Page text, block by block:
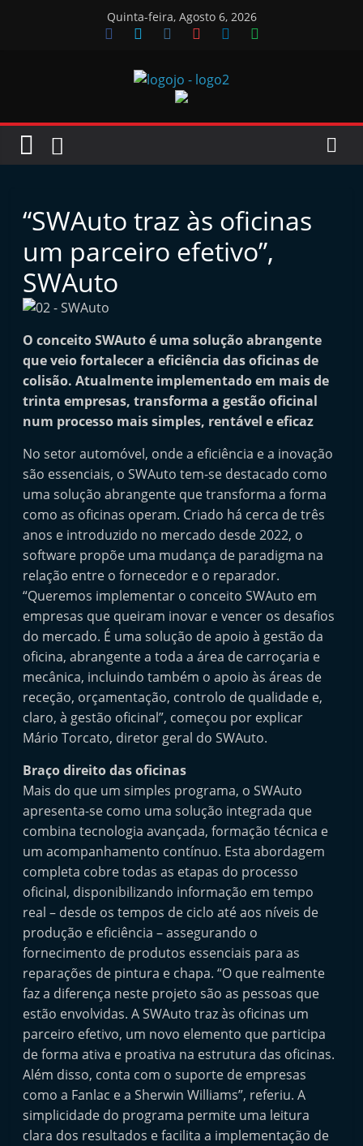
Quinta-feira, Agosto 6, 2026
Jornal
Oficinas
o
i
n
d
p
e
n
d
e
n
t
e
o
A
f
t
r
m
a
r
k
e
t
u
t
o
m
ó
v
e
“SWAuto traz às oficinas
um parceiro efetivo”,
SWAuto
O conceito SWAuto é uma solução abrangente
que veio fortalecer a eficiência das oficinas de
colisão. Atualmente implementado em mais de
trinta empresas, transforma a gestão oficinal
num processo mais simples, rentável e eficaz
No setor automóvel, onde a eficiência e a inovação
são essenciais, o SWAuto tem-se destacado como
uma solução abrangente que transforma a forma
como as oficinas operam. Criado há cerca de três
anos e introduzido no mercado desde 2022, o
software propõe uma mudança de paradigma na
relação entre o fornecedor e o reparador.
“Queremos implementar o conceito SWAuto em
empresas que queiram inovar e vencer os desafios
do mercado. É uma solução de apoio à gestão da
oficina, abrangente a toda a área de carroçaria e
mecânica, incluindo também o apoio às áreas de
receção, orçamentação, controlo de qualidade e,
claro, à gestão oficinal”, começou por explicar
Mário Torcato, diretor geral do SWAuto.
Braço direito das oficinas
Mais do que um simples programa, o SWAuto
apresenta-se como uma solução integrada que
combina tecnologia avançada, formação técnica e
um acompanhamento contínuo. Esta abordagem
completa cobre todas as etapas do processo
oficinal, disponibilizando informação em tempo
real – desde os tempos de ciclo até aos níveis de
produção e eficiência – assegurando o
fornecimento de produtos essenciais para as
reparações de pintura e chapa. “O que realmente
faz a diferença neste projeto são as pessoas que
estão envolvidas. A SWAuto traz às oficinas um
parceiro efetivo, um novo elemento que participa
de forma ativa e proativa na estrutura das oficinas.
Além disso, conta com o suporte de empresas
como a Fanlac e a Sherwin Williams”, referiu. A
simplicidade do programa permite uma leitura
clara dos resultados e facilita a implementação de